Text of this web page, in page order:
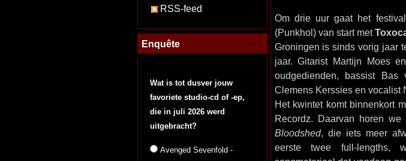
RSS-feed
Enquête
Wat is tot dusver jouw
favoriete studio-cd of -ep,
die in juli 2026 werd
uitgebracht?
Avenged Sevenfold -
Om drie uur gaat het
(Punkhol) van start met
Groningen is sinds vorig jaar
jaar. Gitarist Martijn Moes
oudgedienden, bassist Bas
Clemens Kerssies en vocalist
Het kwintet komt binnenkort
Recordz. Daarvan horen we
Bloodshed, die iets meer
eerste twee full-lengths,